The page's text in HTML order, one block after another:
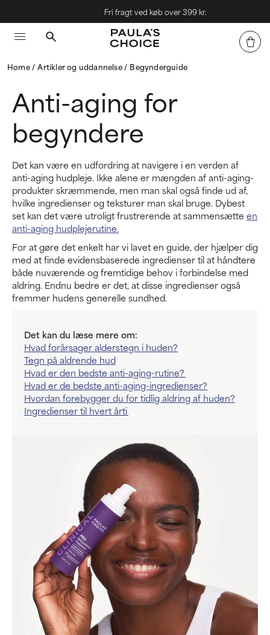
Fri fragt ved køb over 399 kr.
Home Artikler og uddannelse Begynderguide
Anti-aging for
begyndere
Det kan være en udfordring at navigere i en verden af
anti-aging hudpleje. Ikke alene er mængden af anti-aging-
produkter skræmmende, men man skal også finde ud af,
hvilke ingredienser og teksturer man skal bruge. Dybest
set kan det være utroligt frustrerende at sammensætte en
anti-aging hudplejerutine.
For at gøre det enkelt har vi lavet en guide, der hjælper dig
med at finde evidensbaserede ingredienser til at håndtere
både nuværende og fremtidige behov i forbindelse med
aldring. Endnu bedre er det, at disse ingredienser også
fremmer hudens generelle sundhed.
Det kan du læse mere om:
Hvad forårsager alderstegn i huden?
Tegn på aldrende hud
Hvad er den bedste anti-aging-rutine?
Hvad er de bedste anti-aging-ingredienser?
Hvordan forebygger du for tidlig aldring af huden?
Ingredienser til hvert årti